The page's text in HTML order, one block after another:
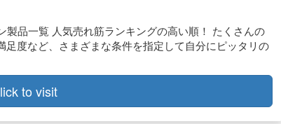
品一覧 人気売れ筋ランキングの高い順！ たくさんの
度など、さまざまな条件を指定して自分にピッタリの
to visit